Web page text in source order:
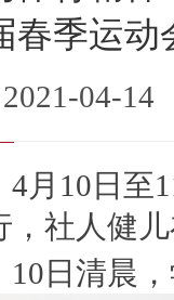
春季运动
2021-04-14
4月10日至
，社人健
10日清晨